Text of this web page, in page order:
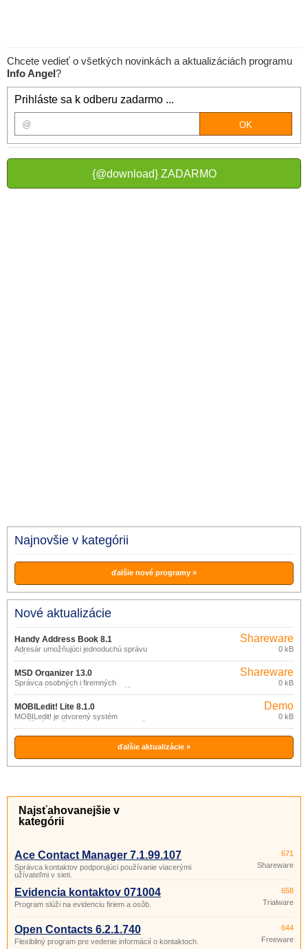
Chcete vedieť o všetkých novinkách a aktualizáciách programu
Info Angel?
Prihláste sa k odberu zadarmo ...
{@download} ZADARMO
Najnovšie v kategórii
ďalšie nové programy »
Nové aktualizácie
Handy Address Book 8.1
Adresár umožňujúci jednoduchú správu
vašich kontaktov.
Shareware
0 kB
MSD Organizer 13.0
Správca osobných i firemných
informácií, umožňujúci vedenie vášho
majetku a rozpočtu, telefónneho
zoznamu, úloh a aktivít, diára, správu
vašej hudobnej zbierky a pod.
Shareware
0 kB
MOBILedit! Lite 8.1.0
MOBILedit! je otvorený systém
prinášajúci možnosť spravovať mobilný
telefón z počítača.
Demo
0 kB
ďalšie aktualizácie »
Najsťahovanejšie v
kategórii
Ace Contact Manager 7.1.99.107
Správca kontaktov podporujúci používanie viacerými
užívateľmi v sieti.
671
Shareware
Evidencia kontaktov 071004
Program slúži na evidenciu firiem a osôb.
658
Trialware
Open Contacts 6.2.1.740
Flexibilný program pre vedenie informácií o kontaktoch.
644
Freeware